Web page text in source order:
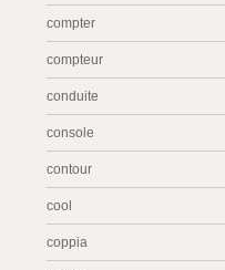
compter
compteur
conduite
console
contour
cool
coppia